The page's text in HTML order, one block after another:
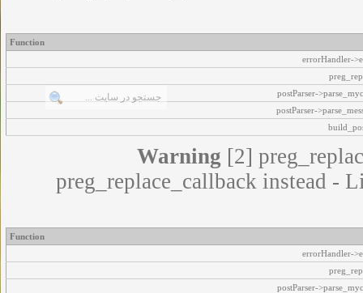
Function
errorHandler-
postParser-
postParser-
Warning [2]
preg_replace_callback instead -
Function
errorHandler-
postParser-